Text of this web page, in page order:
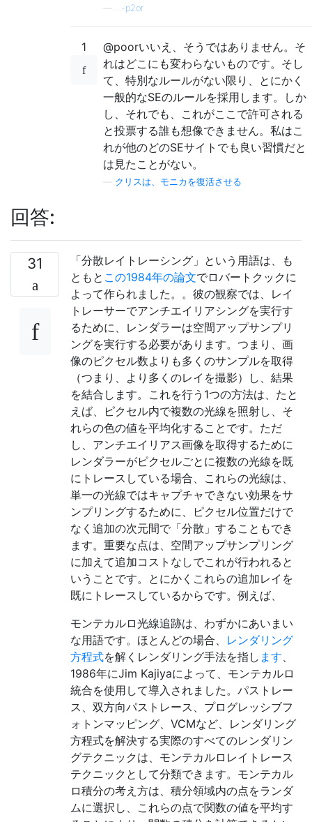
...-p2or
1
@poorいいえ、そうではありません。そ
れはどこにも変わらないものです。そし
て、特別なルールがない限り、とにかく
一般的なSEのルールを採用します。しか
し、それでも、これがここで許可される
と投票する誰も想像できません。私はこ
れが他のどのSEサイトでも良い習慣だと
は見たことがない。
クリスは、モニカを復活させる
回答:
31
「分散レイトレーシング」という用語は、も
ともと この1984年の論文でロバートクックに
よって作られました。 。彼の観察では、レイ
トレーサーでアンチエイリアシングを実行す
るために、レンダラーは空間アップサンプリ
ングを実行する必要があります。つまり、画
像のピクセル数よりも多くのサンプルを取得
（つまり、より多くのレイを撮影）し、結果
を結合します。これを行う1つの方法は、たと
えば、ピクセル内で複数の光線を照射し、そ
れらの色の値を平均化することです。ただ
し、アンチエイリアス画像を取得するために
レンダラーがピクセルごとに複数の光線を既
にトレースしている場合、これらの光線は、
単一の光線ではキャプチャできない効果をサ
ンプリングするために、ピクセル位置だけで
なく追加の次元間で「分散」することもでき
ます。重要な点は、空間アップサンプリング
に加えて追加コストなしでこれが行われると
いうことです。とにかくこれらの追加レイを
既にトレースしているからです。例えば、
モンテカルロ光線追跡は、わずかにあいまい
な用語です。ほとんどの場合、 レンダリング
方程式を解くレンダリング手法を指し ます、
1986年にJim Kajiyaによって、モンテカルロ
統合を使用して導入されました。パストレー
ス、双方向パストレース、プログレッシブフ
ォトンマッピング、VCMなど、レンダリング
方程式を解決する実際のすべてのレンダリン
グテクニックは、モンテカルロレイトレース
テクニックとして分類できます。モンテカル
ロ積分の考え方は、積分領域内の点をランダ
ムに選択し、これらの点で関数の値を平均す